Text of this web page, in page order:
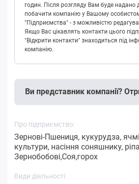
годин. Після розгляду Вам буде надано
побачити компанію у Вашому
"Підприємства" - з можливістю
Якщо Вас цікавлять контакти цього
"Відкрити контакти" знаходиться під
компанію.
Ви представник компанії?
Про підприємство:
Зернові-Пшениця, кукурудза,
культури, насіння соняшнику,
Зернобобові,Соя,горох
Види діяльності